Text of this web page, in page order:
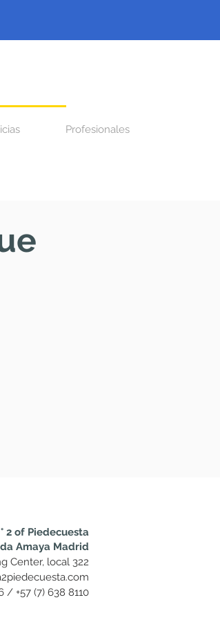
Profesionales
2 of Piedecuesta
Amaya Madrid
Center, local 322
/ +57 (7) 638 8110